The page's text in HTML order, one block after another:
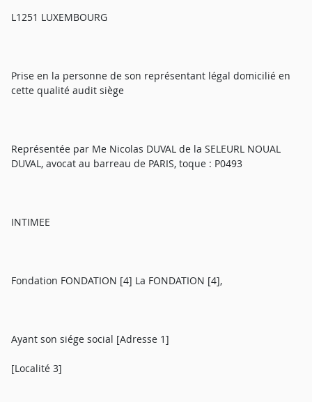
L1251 LUXEMBOURG
Prise en la personne de son représentant légal domicilié en
cette qualité audit siège
Représentée par Me Nicolas DUVAL de la SELEURL NOUAL
DUVAL, avocat au barreau de PARIS, toque : P0493
INTIMEE
Fondation FONDATION [4] La FONDATION [4],
Ayant son siége social [Adresse 1]
[Localité 3]